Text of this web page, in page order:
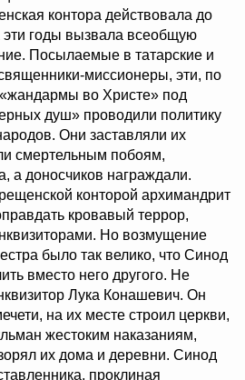
контора действовала до
эти годы вызвала всеобщую
Посылаемые в татарские и
миссионеры, эти, по
во Христе» под
душ» проводили политику
Они заставляли их
смертельным побоям,
а доносчиков награждали.
конторой архимандрит
кровавый террор,
Но возмущение
было так велико, что Синод
вместо него другого. Не
Лука Конашевич. Он
на их месте строил церкви,
жестоким наказаниям,
их дома и деревни. Синод
проклиная